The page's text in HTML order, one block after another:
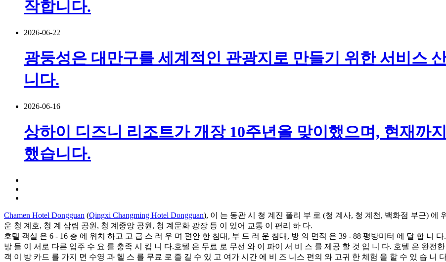
작합니다.
2026-06-22
광둥성은 대만구를 세계적인 관광지로 만들기 위한 서비스
니다.
2026-06-16
상하이 디즈니 리조트가 개장 10주년을 맞이했으며, 현재까
했습니다.
Chamen Hotel Dongguan (Qingxi Changming Hotel Dongguan), 이 는 동관 시 청 계진 폴리 부 로 (청 계사, 청 계천, 백화점 부근) 에
운 청 계호, 청 계 삼림 공원, 청 계중앙 공원, 청 계문화 광장 등 이 있어 교통 이 편리 하 다.
호텔 객실 은 6 - 16 층 에 위치 하고 고 급 스 러 우 며 편안 한 침대, 부 드 러 운 침대, 방 의 면적 은 39 - 88 평방미터 에 달 합 니
방 들 이 서로 다른 입주 수 요 를 충족 시 킵 니 다.호텔 은 무료 로 무선 와 이 파이 서 비 스 를 제공 할 것 입 니 다. 호텔 은 완전
객 이 방 카드 를 가지 면 수영 과 헬 스 를 무료 로 즐 길 수 있 고 여가 시간 에 비 즈 니스 편의 와 고귀 한 체험 을 할 수 있 습 니